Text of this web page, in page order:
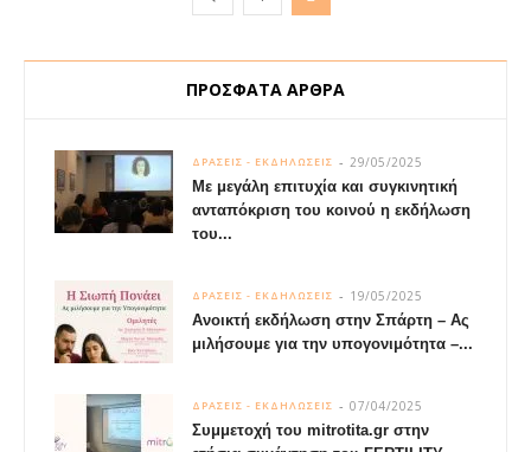
ΠΡΟΣΦΑΤΑ ΑΡΘΡΑ
Με μεγάλη επιτυχία και συγκινητική
ανταπόκριση του κοινού η εκδήλωση
του...
ΔΡΑΣΕΙΣ - ΕΚΔΗΛΩΣΕΙΣ 29/05/2025
Ανοικτή εκδήλωση στην Σπάρτη – Ας
μιλήσουμε για την υπογονιμότητα –...
ΔΡΑΣΕΙΣ - ΕΚΔΗΛΩΣΕΙΣ 19/05/2025
Συμμετοχή του mitrotita.gr στην
ΔΡΑΣΕΙΣ - ΕΚΔΗΛΩΣΕΙΣ 07/04/2025